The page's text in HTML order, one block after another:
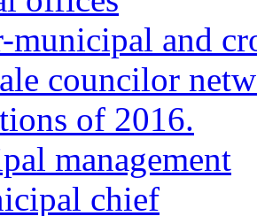
municipal and
councilor
of 2016.
management
chief